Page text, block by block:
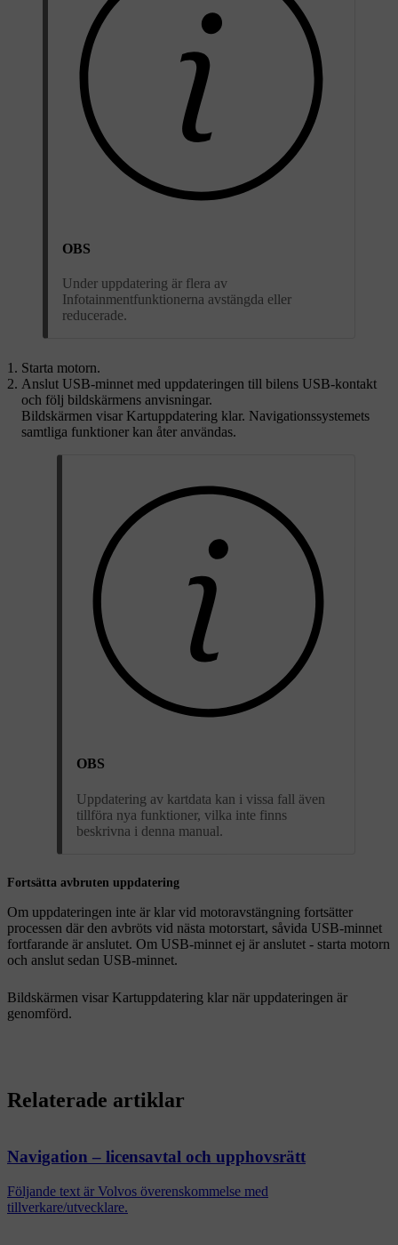
OBS
Under uppdatering är flera av
Infotainmentfunktionerna avstängda eller
reducerade.
Starta motorn.
Anslut USB-minnet med uppdateringen till bilens USB-kontakt
och följ bildskärmens anvisningar.
Bildskärmen visar Kartuppdatering klar. Navigationssystemets
samtliga funktioner kan åter användas.
OBS
Uppdatering av kartdata kan i vissa fall även
tillföra nya funktioner, vilka inte finns
beskrivna i denna manual.
Fortsätta avbruten uppdatering
Om uppdateringen inte är klar vid motoravstängning fortsätter
processen där den avbröts vid nästa motorstart, såvida USB-minnet
fortfarande är anslutet. Om USB-minnet ej är anslutet - starta motorn
och anslut sedan USB-minnet.
Bildskärmen visar Kartuppdatering klar när uppdateringen är
genomförd.
Relaterade artiklar
Navigation – licensavtal och upphovsrätt
Följande text är Volvos överenskommelse med
tillverkare/utvecklare.